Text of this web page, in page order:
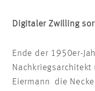
Digitaler Zwilling
Ende der 1950er-
Nachkriegsarchitekt
Eiermann die